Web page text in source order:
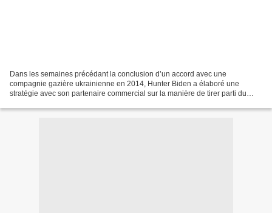
Dans les semaines précédant la conclusion d’un accord avec une
compagnie gazière ukrainienne en 2014, Hunter Biden a élaboré une
stratégie avec son partenaire commercial sur la manière de tirer parti du